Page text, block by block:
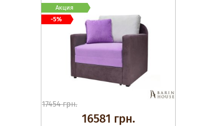
17454 грн.
16581 грн.
Акция
-5%